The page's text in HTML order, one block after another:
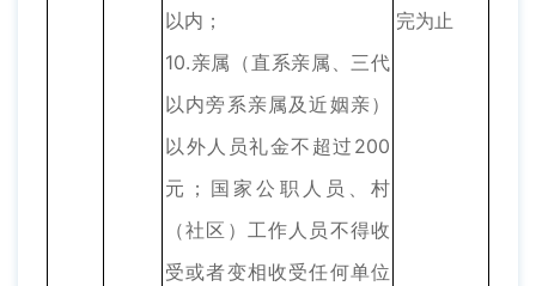
以内；
10.亲属（直系亲属、三代
以内旁系亲属及近姻亲）
以外人员礼金不超过200
元；国家公职人员、村
（社区）工作人员不得收
受或者变相收受任何单位
完为止